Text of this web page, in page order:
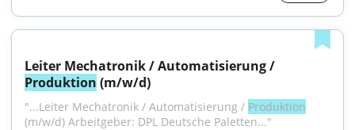
Produktion (m/w/d)
"...Leiter Mechatronik / Automatisierung / Produktion
(m/w/d) Arbeitgeber: DPL Deutsche Paletten..."